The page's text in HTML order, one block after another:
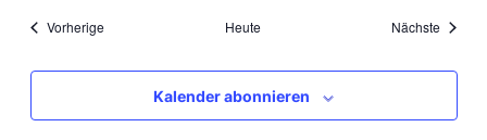
VorherigeVeranstaltungen Heute Nächste
Kalender abonnieren